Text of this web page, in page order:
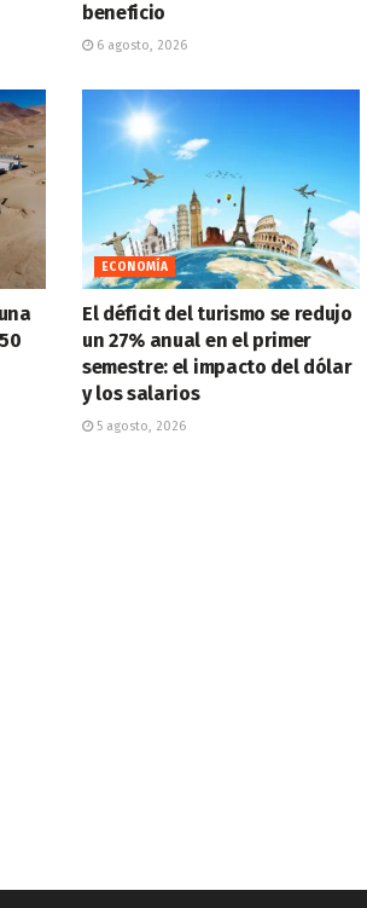
beneficio
6 agosto, 2026
ECONOMÍA
El déficit del turismo se redujo
un 27% anual en el primer
semestre: el impacto del dólar
y los salarios
5 agosto, 2026